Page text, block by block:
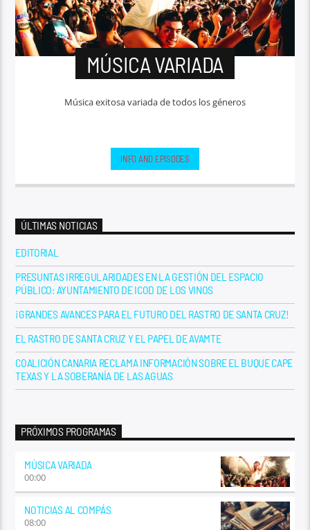
MÚSICA VARIADA
Música exitosa variada de todos los géneros
INFO AND EPISODES
ÚLTIMAS NOTICIAS
EDITORIAL
PRESUNTAS IRREGULARIDADES EN LA GESTIÓN DEL ESPACIO
PÚBLICO: AYUNTAMIENTO DE ICOD DE LOS VINOS
¡GRANDES AVANCES PARA EL FUTURO DEL RASTRO DE SANTA CRUZ!
EL RASTRO DE SANTA CRUZ Y EL PAPEL DE AVAMTE
COALICIÓN CANARIA RECLAMA INFORMACIÓN SOBRE EL BUQUE CAPE
TEXAS Y LA SOBERANÍA DE LAS AGUAS
PRÓXIMOS PROGRAMAS
MÚSICA VARIADA
00:00
NOTICIAS AL COMPÁS
08:00